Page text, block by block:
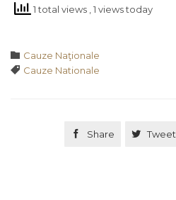
1 total views , 1 views today
 Category
Cauze Naţionale
 Tags
Cauze Nationale
 Share  Tweet